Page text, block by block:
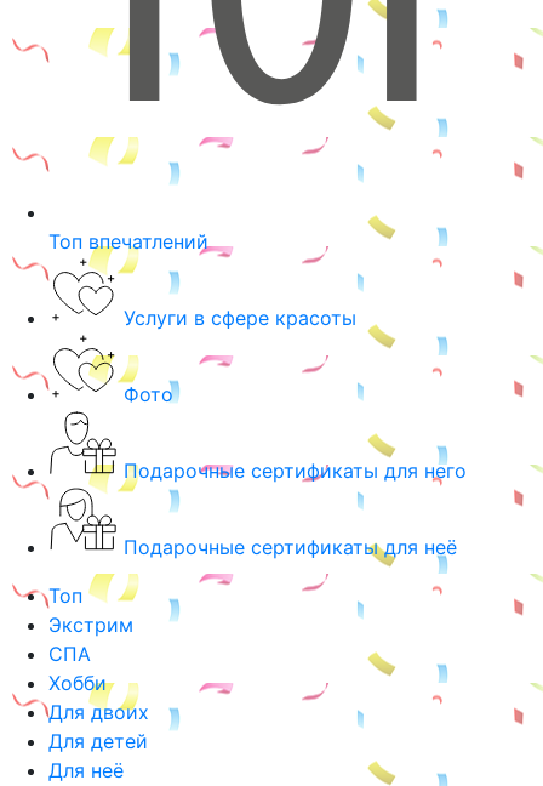
Топ впечатлений
Услуги в сфере красоты
Фото
Подарочные сертификаты для него
Подарочные сертификаты для неё
Топ
Экстрим
СПА
Хобби
Для двоих
Для детей
Для неё